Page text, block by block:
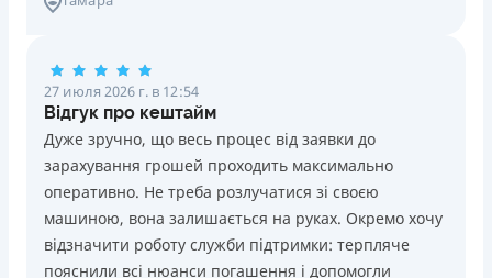
ПОЛУЧИТЬ ЗАЙМ
проблемной кредитной историей.
Переводятся деньги на банковскую карту сразу после
подписания электронного договора о предоставлении
кредита
Дарятся скидки до -99% постоянным клиентам на
будущие кредиты согласно программе лояльности
Программа лояльности для постоянных клиентов
Круглосуточная поддержка в Viber, Telegram,
27 июля 2026 г. в 12:54
Відгук про кештайм
Дуже зручно, що весь процес від заявки до
зарахування грошей проходить максимально
оперативно. Не треба розлучатися зі своєю
машиною, вона залишається на руках. Окремо хочу
відзначити роботу служби підтримки: терпляче
пояснили всі нюанси погашення і допомогли